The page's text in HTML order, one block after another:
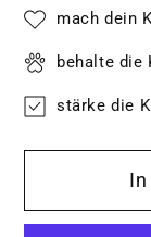
mach dein
behalte die
stärke die